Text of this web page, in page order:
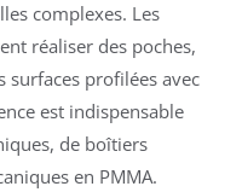
complexes. Les
réaliser des poches,
surfaces profilées avec
est indispensable
de boîtiers
en PMMA.